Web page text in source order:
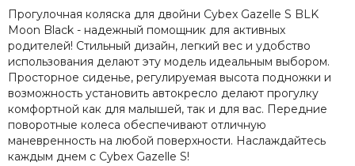
Прогулочная коляска для двойни Cybex Gazelle S BLK
Moon Black - надежный помощник для активных
родителей! Стильный дизайн, легкий вес и удобство
использования делают эту модель идеальным выбором.
Просторное сиденье, регулируемая высота подножки и
возможность установить автокресло делают прогулку
комфортной как для малышей, так и для вас. Передние
поворотные колеса обеспечивают отличную
маневренность на любой поверхности. Наслаждайтесь
каждым днем с Cybex Gazelle S!